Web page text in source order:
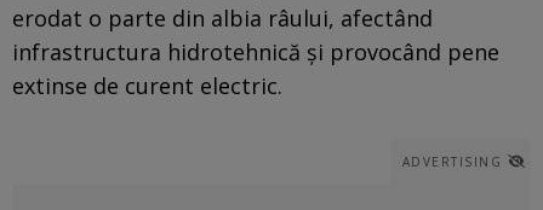
erodat o parte din albia râului, afectând
infrastructura hidrotehnică şi provocând pene
extinse de curent electric.
ADVERTISING